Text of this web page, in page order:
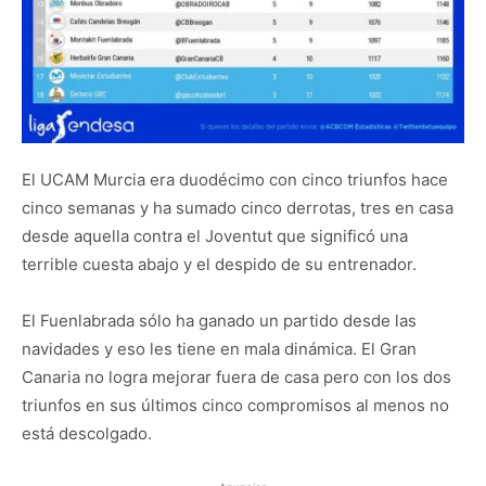
El UCAM Murcia era duodécimo con cinco triunfos hace
cinco semanas y ha sumado cinco derrotas, tres en casa
desde aquella contra el Joventut que significó una
terrible cuesta abajo y el despido de su entrenador.
El Fuenlabrada sólo ha ganado un partido desde las
navidades y eso les tiene en mala dinámica. El Gran
Canaria no logra mejorar fuera de casa pero con los dos
triunfos en sus últimos cinco compromisos al menos no
está descolgado.